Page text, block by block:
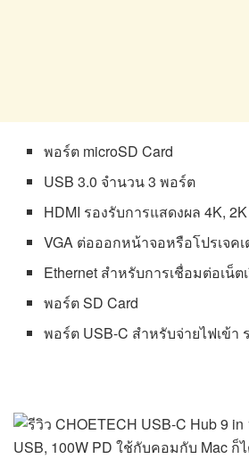
พอร์ต microSD Card
USB 3.0 จำนวน 3 พอร์ต
HDMI รองรับการแสดงผล 4K,
VGA ต่อออกหน้าจอหรือโปรเจคเ
Ethernet สำหรับการเชื่อมต่อเน็ต
พอร์ต SD Card
พอร์ต USB-C สำหรับจ่ายไฟเข้า